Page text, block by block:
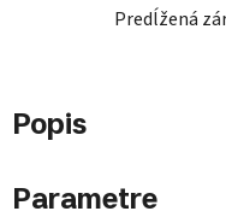
Predĺžená
Popis
Parametre